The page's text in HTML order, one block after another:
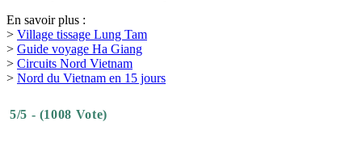
En savoir plus :
> Village tissage Lung Tam
> Guide voyage Ha Giang
> Circuits Nord Vietnam
> Nord du Vietnam en 15 jours
5/5 - (1008 Vote)